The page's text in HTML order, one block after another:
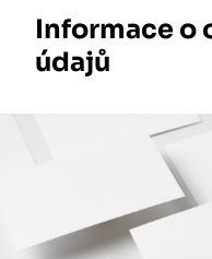
Informace o
údajů